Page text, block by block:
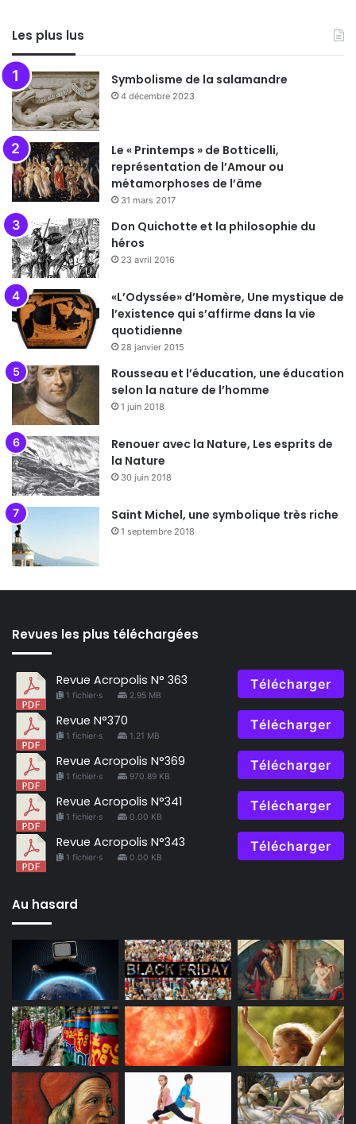
Les plus lus
Symbolisme de la salamandre
4 décembre 2023
Le « Printemps » de Botticelli,
représentation de l’Amour ou
métamorphoses de l’âme
31 mars 2017
Don Quichotte et la philosophie du
héros
23 avril 2016
«L’Odyssée» d’Homère, Une mystique de
l’existence qui s’affirme dans la vie
quotidienne
28 janvier 2015
Rousseau et l’éducation, une éducation
selon la nature de l’homme
1 juin 2018
Renouer avec la Nature, Les esprits de
la Nature
30 juin 2018
Saint Michel, une symbolique très riche
1 septembre 2018
Revues les plus téléchargées
Revue Acropolis N° 363
1 fichier·s 2.95 MB
Télécharger
Revue N°370
1 fichier·s 1.21 MB
Télécharger
Revue Acropolis N°369
1 fichier·s 970.89 KB
Télécharger
Revue Acropolis N°341
1 fichier·s 0.00 KB
Télécharger
Revue Acropolis N°343
1 fichier·s 0.00 KB
Télécharger
Au hasard